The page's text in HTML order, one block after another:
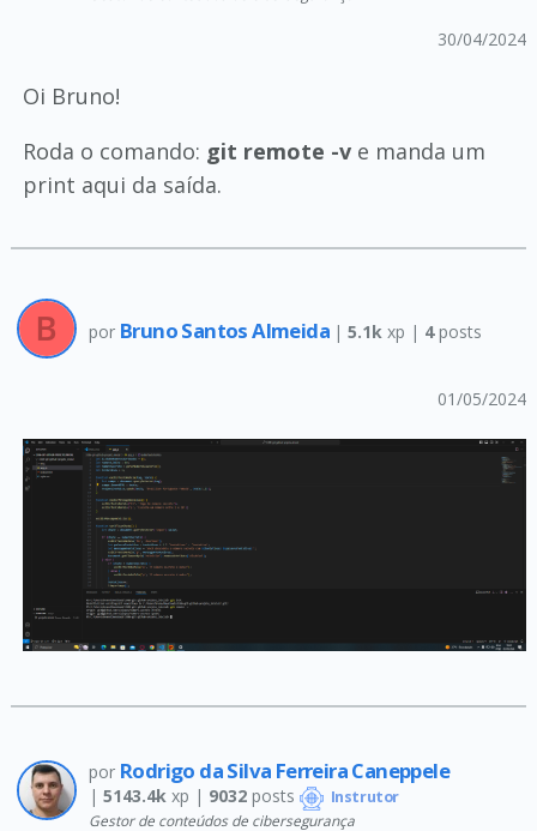
30/04/2024
Oi Bruno!
Roda o comando: git remote -ve manda um
print aqui da saída.
por Bruno Santos Almeida |5.1k xp | 4posts
01/05/2024
por Rodrigo da Silva Ferreira Caneppele
| 5143.4kxp | 9032posts Instrutor
Gestor de conteúdos de cibersegurança